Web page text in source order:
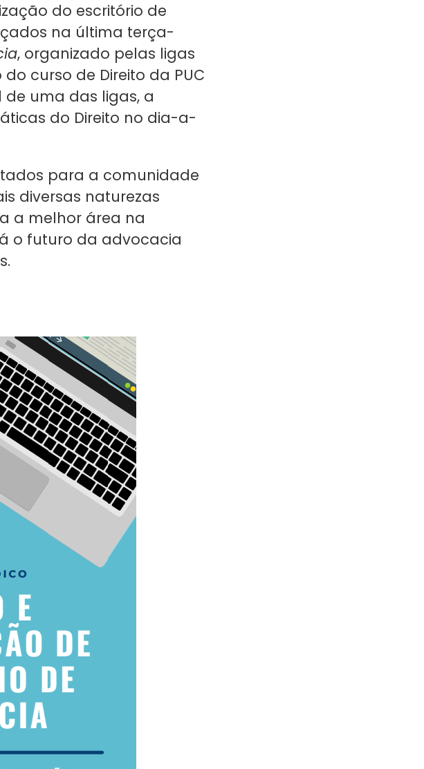
do escritório de
na última terça-
, organizado pelas ligas
curso de Direito da PUC
de uma das ligas, a
do Direito no dia-a-
para a comunidade
diversas naturezas
a melhor área na
o futuro da advocacia